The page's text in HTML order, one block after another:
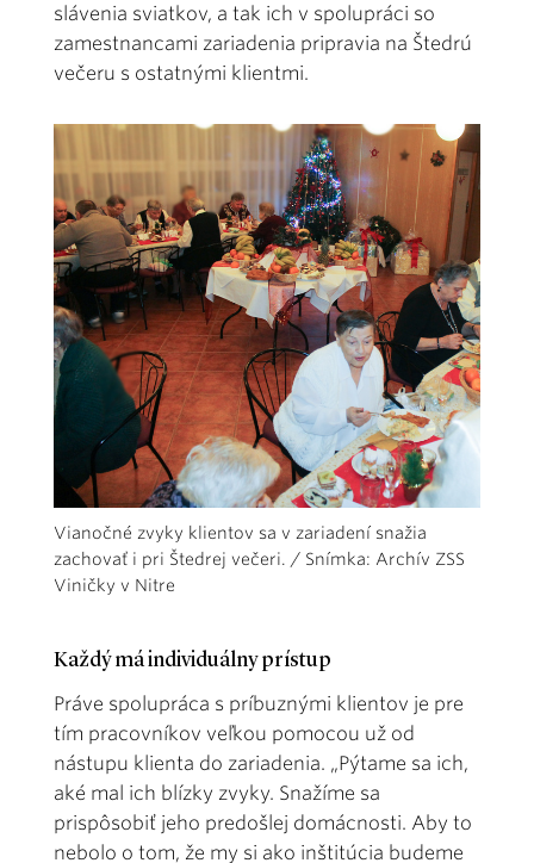
slávenia sviatkov, a tak ich v spolupráci so
zamestnancami zariadenia pripravia na Štedrú
večeru s ostatnými klientmi.
Vianočné zvyky klientov sa v zariadení snažia
zachovať i pri Štedrej večeri. / Snímka: Archív ZSS
Viničky v Nitre
Každý má individuálny prístup
Práve spolupráca s príbuznými klientov je pre
tím pracovníkov veľkou pomocou už od
nástupu klienta do zariadenia. „Pýtame sa ich,
aké mal ich blízky zvyky. Snažíme sa
prispôsobiť jeho predošlej domácnosti. Aby to
nebolo o tom, že my si ako inštitúcia budeme